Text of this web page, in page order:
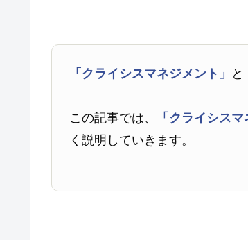
「クライシスマネジメント」 と
この記事では、 「クライシスマ
く説明していきます。